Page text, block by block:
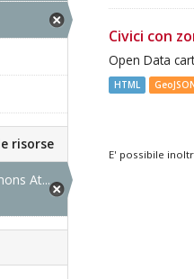
risorse
At...
Civici con
Open Data
HTML
E' possibile